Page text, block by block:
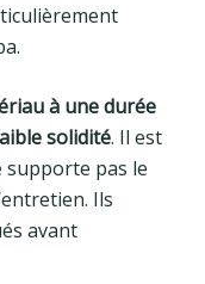
à une durée
solidité. Il est
supporte pas le
Ils
avant